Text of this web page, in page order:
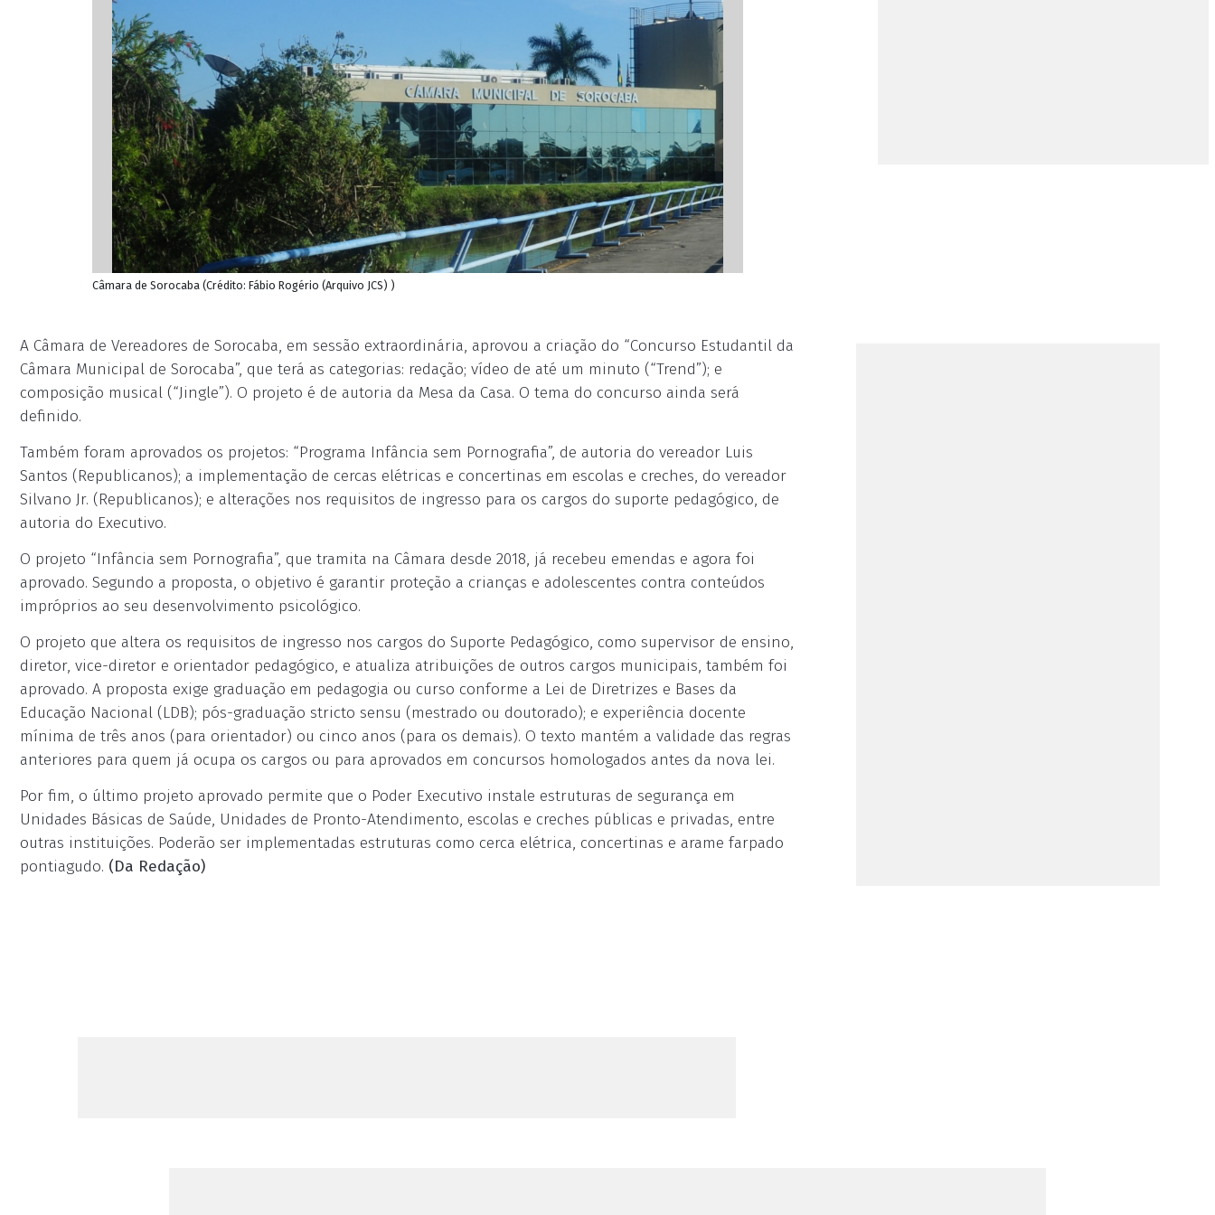
Câmara de Sorocaba (Crédito: Fábio Rogério (Arquivo JCS) )
A Câmara de Vereadores de Sorocaba, em sessão extraordinária, aprovou a criação do “Concurso Estudantil da
Câmara Municipal de Sorocaba”, que terá as categorias: redação; vídeo de até um minuto (“Trend”); e
composição musical (“Jingle”). O projeto é de autoria da Mesa da Casa. O tema do concurso ainda será
definido.
Também foram aprovados os projetos: “Programa Infância sem Pornografia”, de autoria do vereador Luis
Santos (Republicanos); a implementação de cercas elétricas e concertinas em escolas e creches, do vereador
Silvano Jr. (Republicanos); e alterações nos requisitos de ingresso para os cargos do suporte pedagógico, de
autoria do Executivo.
O projeto “Infância sem Pornografia”, que tramita na Câmara desde 2018, já recebeu emendas e agora foi
aprovado. Segundo a proposta, o objetivo é garantir proteção a crianças e adolescentes contra conteúdos
impróprios ao seu desenvolvimento psicológico.
O projeto que altera os requisitos de ingresso nos cargos do Suporte Pedagógico, como supervisor de ensino,
diretor, vice-diretor e orientador pedagógico, e atualiza atribuições de outros cargos municipais, também foi
aprovado. A proposta exige graduação em pedagogia ou curso conforme a Lei de Diretrizes e Bases da
Educação Nacional (LDB); pós-graduação stricto sensu (mestrado ou doutorado); e experiência docente
mínima de três anos (para orientador) ou cinco anos (para os demais). O texto mantém a validade das regras
anteriores para quem já ocupa os cargos ou para aprovados em concursos homologados antes da nova lei.
Por fim, o último projeto aprovado permite que o Poder Executivo instale estruturas de segurança em
Unidades Básicas de Saúde, Unidades de Pronto-Atendimento, escolas e creches públicas e privadas, entre
outras instituições. Poderão ser implementadas estruturas como cerca elétrica, concertinas e arame farpado
pontiagudo. (Da Redação)